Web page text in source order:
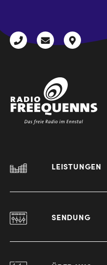
+43
LEISTUNGEN
SENDUNG